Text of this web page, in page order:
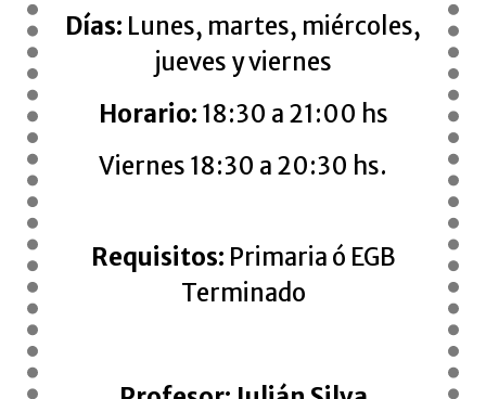
Días: Lunes, martes, miércoles,
jueves y viernes
Horario: 18:30 a 21:00 hs
Viernes 18:30 a 20:30 hs.
Requisitos: Primaria ó EGB
Terminado